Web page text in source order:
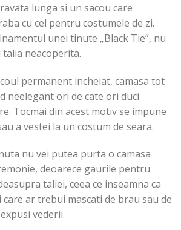
lunga si un sacou care
cu cel pentru costumele de zi.
unei tinute „Black Tie”, nu
talia neacoperita.
permanent incheiat, camasa tot
neelegant ori de cate ori duci
Tocmai din acest motiv se impune
a vestei la un costum de seara.
nu vei putea purta o camasa
deoarece gaurile pentru
taliei, ceea ce inseamna ca
ar trebui mascati de brau sau de
vederii.